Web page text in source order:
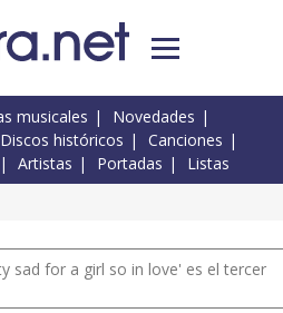
musicales
Novedades
Discos históricos
Canciones
Artistas Portadas Listas
sad for a girl so in love' es el tercer